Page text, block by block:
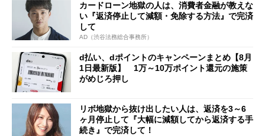
カードローン地獄の人は、消費者金融が教えな
い『返済停止して減額・免除する方法』で完済
して
AD（渋谷法務総合事務所）
d払い、dポイントのキャンペーンまとめ【8月
1日最新版】 1万～10万ポイント還元の施策
がめじろ押し
リボ地獄から抜け出したい人は、返済を3～6
ヶ月停止して『大幅に減額してから返済する手
続き』で完済して！